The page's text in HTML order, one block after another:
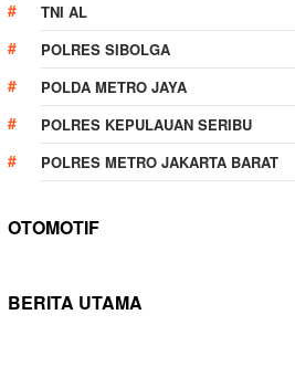
TNI AL
POLRES SIBOLGA
POLDA METRO JAYA
POLRES KEPULAUAN SERIBU
POLRES METRO JAKARTA BARAT
OTOMOTIF
BERITA UTAMA